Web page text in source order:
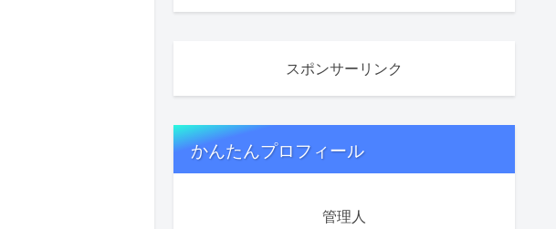
スポンサーリンク
かんたんプロフィール
管理人